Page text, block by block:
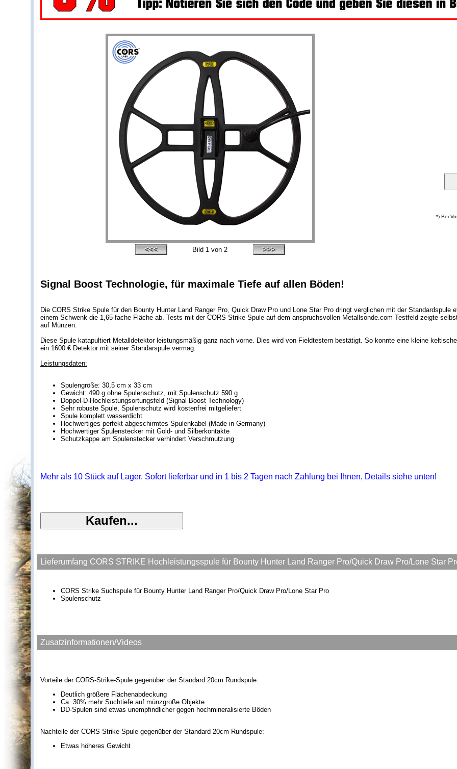
Bild 1 von 2
*) Bei
Signal Boost Technologie, für maximale Tiefe auf allen Böden!
Die CORS Strike Spule für den Bounty Hunter Land Ranger Pro, Quick Draw Pro und Lone Star Pro dringt verglichen mit der
einem Schwenk die 1,65-fache Fläche ab. Tests mit der CORS-Strike Spule auf dem anspruchsvollen Metallsonde.com Testfeld zeigte
auf Münzen.
Diese Spule katapultiert Metalldetektor leistungsmäßig ganz nach vorne. Dies wird von Fieldtestern bestätigt. So konnte eine kleine
ein 1600 € Detektor mit seiner Standarspule vermag.
Leistungsdaten:
Spulengröße: 30,5 cm x 33 cm
Gewicht: 490 g ohne Spulenschutz, mit Spulenschutz 590 g
Doppel-D-Hochleistungsortungsfeld (Signal Boost Technology)
Sehr robuste Spule, Spulenschutz wird kostenfrei mitgeliefert
Spule komplett wasserdicht
Hochwertiges perfekt abgeschirmtes Spulenkabel (Made in Germany)
Hochwertiger Spulenstecker mit Gold- und Silberkontakte
Schutzkappe am Spulenstecker verhindert Verschmutzung
Mehr als 10 Stück auf Lager. Sofort lieferbar und in 1 bis 2 Tagen nach Zahlung bei Ihnen, Details siehe unten!
Lieferumfang CORS STRIKE Hochleistungsspule für Bounty Hunter Land Ranger Pro/Quick Draw Pro/Lone Star
CORS Strike Suchspule für Bounty Hunter Land Ranger Pro/Quick Draw Pro/Lone Star Pro
Spulenschutz
Zusatzinformationen/Videos
Vorteile der CORS-Strike-Spule gegenüber der Standard 20cm Rundspule:
Deutlich größere Flächenabdeckung
Ca. 30% mehr Suchtiefe auf münzgroße Objekte
DD-Spulen sind etwas unempfindlicher gegen hochmineralisierte Böden
Nachteile der CORS-Strike-Spule gegenüber der Standard 20cm Rundspule:
Etwas höheres Gewicht